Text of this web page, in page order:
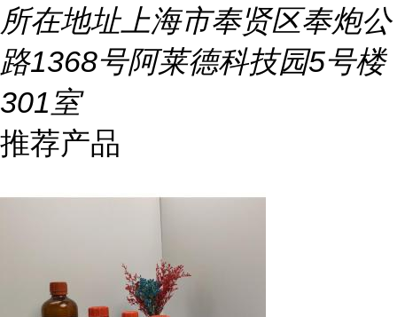
所在地址上海市奉贤区奉炮公
路1368号阿莱德科技园5号楼
301室
推荐产品